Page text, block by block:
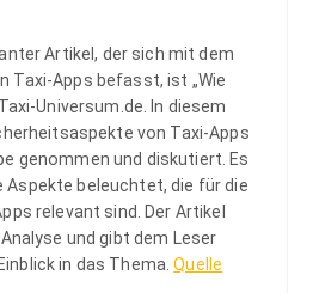
Artikel, der sich mit dem
Taxi-Apps befasst, ist „Wie
Universum.de. In diesem
von Taxi-Apps
genommen und diskutiert. Es
Aspekte beleuchtet, die für die
relevant sind. Der Artikel
und gibt dem Leser
in das Thema.Quelle